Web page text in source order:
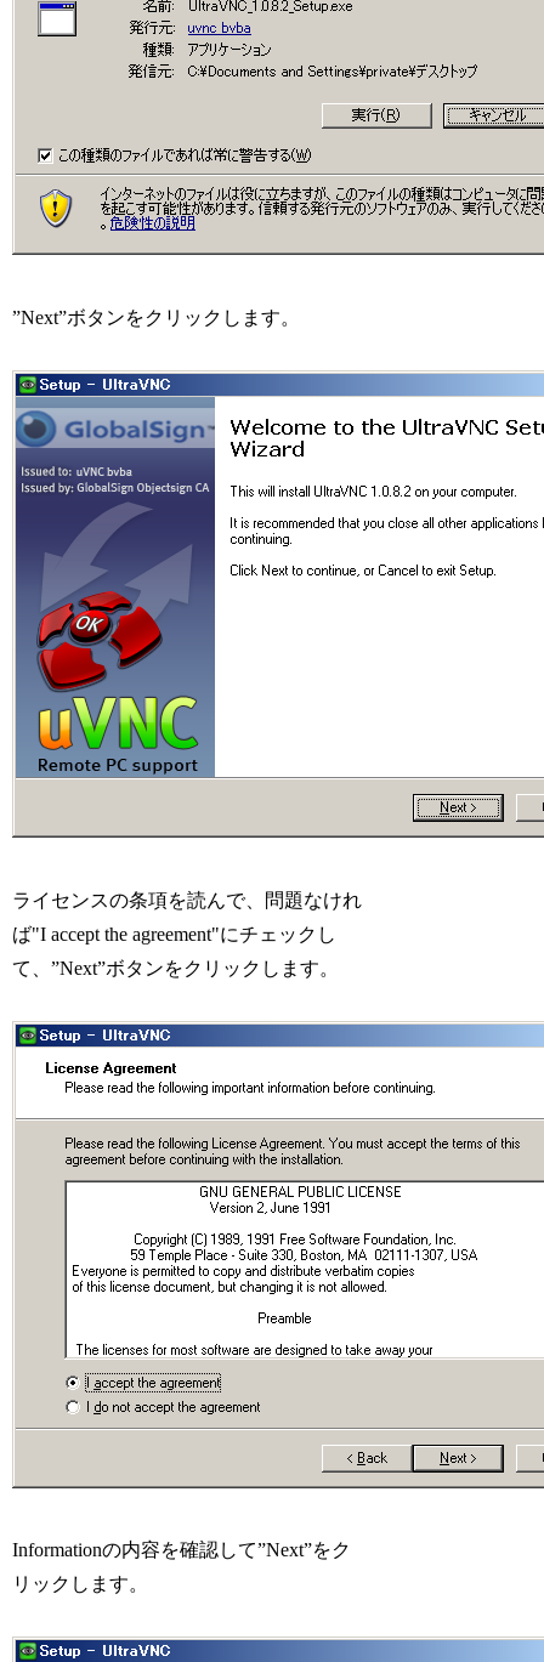
”Next”ボタンをクリックします。
ライセンスの条項を読んで、問題なけれ
ば"I accept the agreement"にチェックし
て、”Next”ボタンをクリックします。
Informationの内容を確認して”Next”をク
リックします。